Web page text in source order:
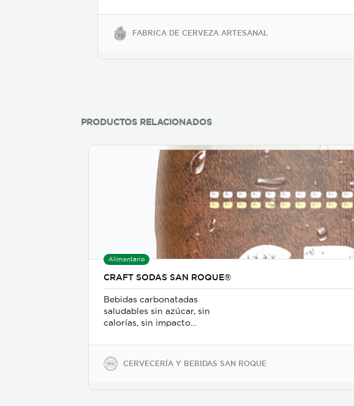
como uno de los mas
eficientes de Costa Rica.
FABRICA DE CERVEZA ARTESANAL
PRODUCTOS RELACIONADOS
Alimentario
CRAFT SODAS SAN ROQUE®
Bebidas carbonatadas
saludables sin azúcar, sin
calorías, sin impacto
sodio y soya, keto-friendly y
veganas en presentaciones
de 350ml en vidrio, 500ml y
CERVECERÍA Y BEBIDAS SAN ROQUE